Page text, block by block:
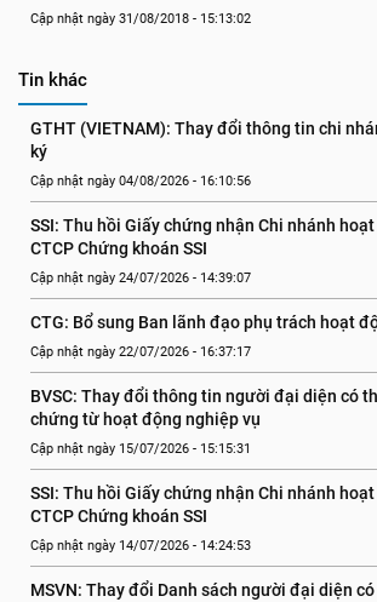
Cập nhật ngày 31/08/2018 - 15:13:02
Tin khác
GTHT (VIETNAM): Thay đổi thông tin chi
ký
Cập nhật ngày 04/08/2026 - 16:10:56
SSI: Thu hồi Giấy chứng nhận Chi nhánh
CTCP Chứng khoán SSI
Cập nhật ngày 24/07/2026 - 14:39:07
CTG: Bổ sung Ban lãnh đạo phụ trách hoạt
Cập nhật ngày 22/07/2026 - 16:37:17
BVSC: Thay đổi thông tin người đại diện có
chứng từ hoạt động nghiệp vụ
Cập nhật ngày 15/07/2026 - 15:15:31
SSI: Thu hồi Giấy chứng nhận Chi nhánh
CTCP Chứng khoán SSI
Cập nhật ngày 14/07/2026 - 14:24:53
MSVN: Thay đổi Danh sách người đại diện